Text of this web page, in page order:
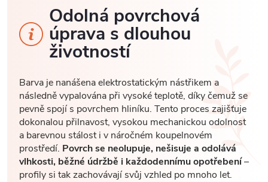
Odolná povrchová
úprava s dlouhou
životností
Barva je nanášena elektrostatickým nástřikem a
následně vypalována při vysoké teplotě, díky čemuž se
pevně spojí s povrchem hliníku. Tento proces zajišťuje
dokonalou přilnavost, vysokou mechanickou odolnost
a barevnou stálost i v náročném koupelnovém
prostředí. Povrch se neolupuje, nešisuje a odolává
vlhkosti, běžné údržbě i každodennímu opotřebení–
profily si tak zachovávají svůj vzhled po mnoho let.